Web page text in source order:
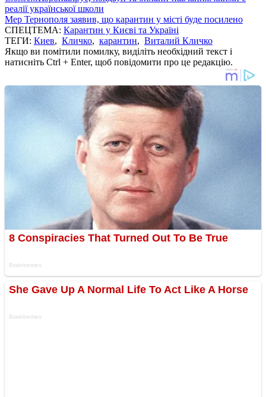
реалії української школи
Мер Тернополя заявив, що карантин у місті буде посилено
СПЕЦТЕМА: Карантин у Києві та Україні
ТЕГИ: Киев, Кличко, карантин, Виталий Кличко
Якщо ви помітили помилку, виділіть необхідний текст і
натисніть Ctrl + Enter, щоб повідомити про це редакцію.